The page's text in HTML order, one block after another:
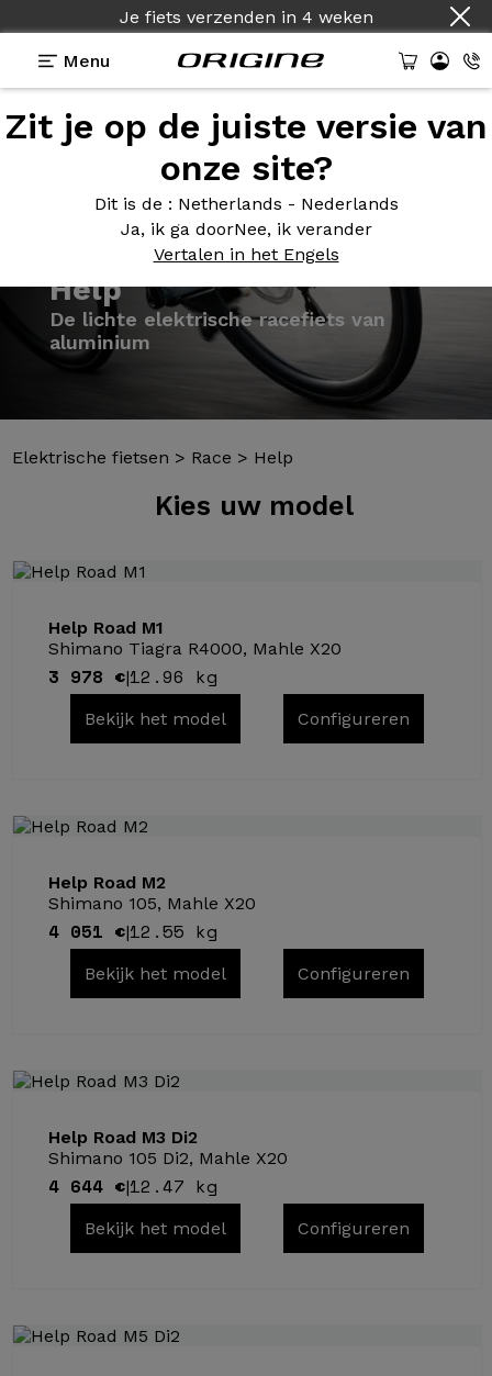
Je fiets verzenden in 4 weken
Menu
Zit je op de juiste versie van
onze site?
Dit is de : Netherlands - Nederlands
Ja, ik ga doorNee, ik verander
Vertalen in het Engels
Presentatie Modellen Technologie
Elektrische fietsen > Race > Help
Kies uw model
Help Road M1
Shimano Tiagra R4000, Mahle X20
3 978 €|12.96 kg
Bekijk het model Configureren
Help Road M2
Shimano 105, Mahle X20
4 051 €|12.55 kg
Bekijk het model Configureren
Help Road M3 Di2
Shimano 105 Di2, Mahle X20
4 644 €|12.47 kg
Bekijk het model Configureren